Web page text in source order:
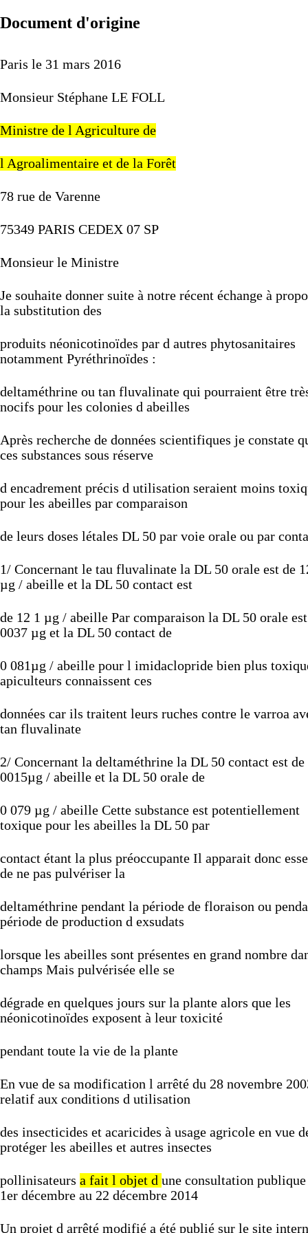
Document d'origine
Paris le 31 mars 2016
Monsieur Stéphane LE FOLL
Ministre de l Agriculture de
l Agroalimentaire et de la Forêt
78 rue de Varenne
75349 PARIS CEDEX 07 SP
Monsieur le Ministre
Je souhaite donner suite à notre récent échange à
la substitution des
produits néonicotinoïdes par d autres phytosanitaires
notamment Pyréthrinoïdes :
deltaméthrine ou tan fluvalinate qui pourraient être
nocifs pour les colonies d abeilles
Après recherche de données scientifiques je constate
ces substances sous réserve
d encadrement précis d utilisation seraient moins
pour les abeilles par comparaison
de leurs doses létales DL 50 par voie orale ou par
1/ Concernant le tau fluvalinate la DL 50 orale est de
µg / abeille et la DL 50 contact est
de 12 1 µg / abeille Par comparaison la DL 50 orale
0037 µg et la DL 50 contact de
0 081µg / abeille pour l imidaclopride bien plus
apiculteurs connaissent ces
données car ils traitent leurs ruches contre le varroa
tan fluvalinate
2/ Concernant la deltaméthrine la DL 50 contact est de
0015µg / abeille et la DL 50 orale de
0 079 µg / abeille Cette substance est potentiellement
toxique pour les abeilles la DL 50 par
contact étant la plus préoccupante Il apparait donc
de ne pas pulvériser la
deltaméthrine pendant la période de floraison ou
période de production d exsudats
lorsque les abeilles sont présentes en grand nombre
champs Mais pulvérisée elle se
dégrade en quelques jours sur la plante alors que les
néonicotinoïdes exposent à leur toxicité
pendant toute la vie de la plante
En vue de sa modification l arrêté du 28 novembre
relatif aux conditions d utilisation
des insecticides et acaricides à usage agricole en vue
protéger les abeilles et autres insectes
pollinisateurs a fait l objet d une consultation
1er décembre au 22 décembre 2014
Un projet d arrêté modifié a été publié sur le site